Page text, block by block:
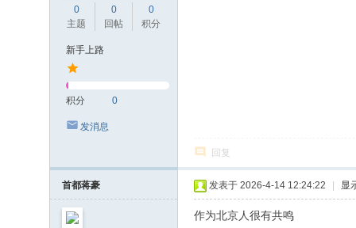
0
主题
0
回帖
0
积分
新手上路
积分 0
发消息
回复
首都蒋豪 发表于 2026-4-14 12:24:22 显
作为北京人很有共鸣